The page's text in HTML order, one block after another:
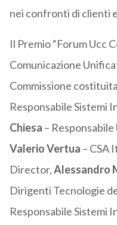
nei confronti di clienti
Il Premio “Forum Ucc
Comunicazione
Commissione
Responsabile Sistemi
Chiesa –
Valerio Vertua – CSA
Director,Alessandro
Dirigenti Tecnologie
Responsabile Sistemi